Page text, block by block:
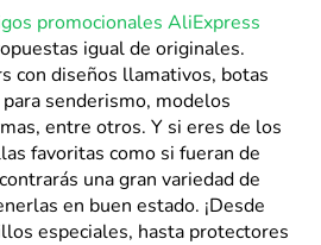
promocionales AliExpress
igual de originales.
con diseños llamativos, botas
senderismo, modelos
entre otros. Y si eres de los
favoritas como si fueran de
una gran variedad de
en buen estado. ¡Desde
especiales, hasta protectores